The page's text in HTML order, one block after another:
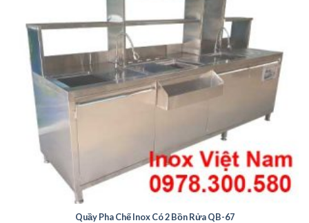
Quầy Pha Chế Inox Có 2 Bồn Rửa QB-67